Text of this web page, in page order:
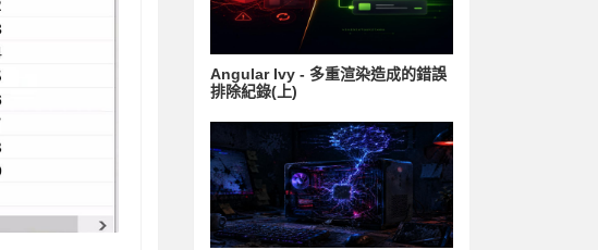
Angular Ivy - 多重渲染造成的錯誤
排除紀錄(上)